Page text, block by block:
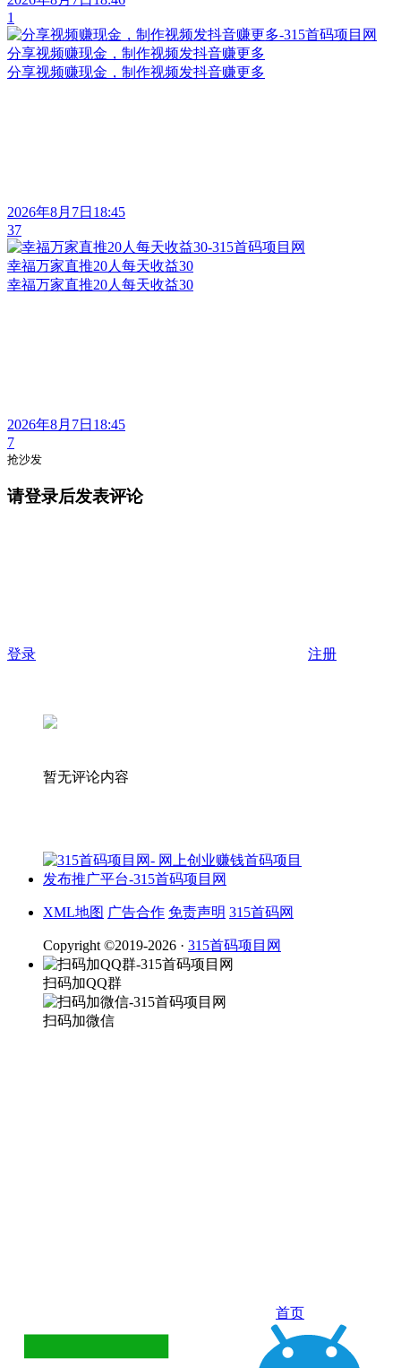
1
分享视频赚现金，制作视频发抖音赚更多
分享视频赚现金，制作视频发抖音赚更多
2026年8月7日18:45
37
幸福万家直推20人每天收益30
幸福万家直推20人每天收益30
2026年8月7日18:45
7
抢沙发
请登录后发表评论
登录 注册
暂无评论内容
XML地图 广告合作 免责声明 315首码网
Copyright ©2019-2026 · 315首码项目网
扫码加QQ群
扫码加微信
首页